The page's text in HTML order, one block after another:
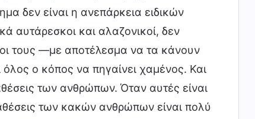
δεν είναι η ανεπάρκεια ειδικών
αυτάρεσκοι και αλαζονικοί, δεν
τους —με αποτέλεσμα να τα κάνουν
όλος ο κόπος να πηγαίνει χαμένος. Και
των ανθρώπων. Όταν αυτές είναι
των κακών ανθρώπων είναι πολύ